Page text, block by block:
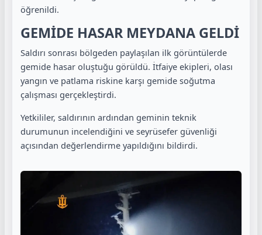
öğrenildi.
GEMİDE HASAR MEYDANA GELDİ
Saldırı sonrası bölgeden paylaşılan ilk görüntülerde
gemide hasar oluştuğu görüldü. İtfaiye ekipleri, olası
yangın ve patlama riskine karşı gemide soğutma
çalışması gerçekleştirdi.
Yetkililer, saldırının ardından geminin teknik
durumunun incelendiğini ve seyrüsefer güvenliği
açısından değerlendirme yapıldığını bildirdi.